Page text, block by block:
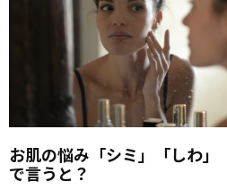
お肌の悩み「シミ」「しわ
で言うと？